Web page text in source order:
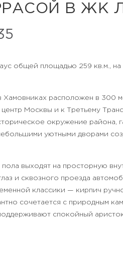
В ЖК
общей площадью 259 кв.м., на
Хамовниках расположен в 300
Москвы и к Третьему
окружение района,
уютными дворами
выходят на просторную
и сквозного проезда
классики — кирпич
сочетается с природным
спокойный